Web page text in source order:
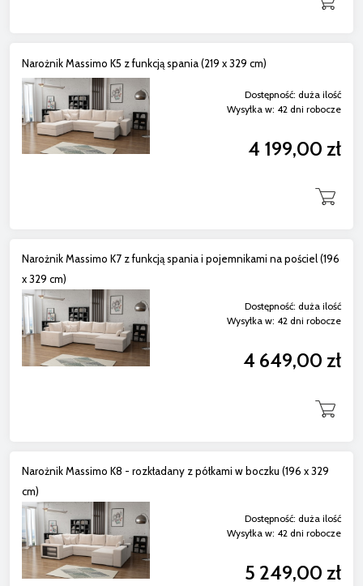
Narożnik Massimo K5 z funkcją spania (219 x 329 cm)
Dostępność: duża ilość
Wysyłka w: 42 dni robocze
4 199,00 zł
Narożnik Massimo K7 z funkcją spania i pojemnikami na pościel (196
x 329 cm)
Dostępność: duża ilość
Wysyłka w: 42 dni robocze
4 649,00 zł
Narożnik Massimo K8 - rozkładany z półkami w boczku (196 x 329
cm)
Dostępność: duża ilość
Wysyłka w: 42 dni robocze
5 249,00 zł